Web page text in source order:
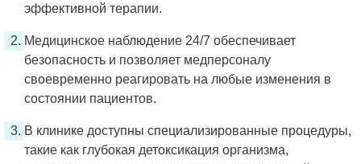
эффективной терапии.
Медицинское наблюдение 24/7 обеспечивает
безопасность и позволяет медперсоналу
своевременно реагировать на любые изменения в
состоянии пациентов.
В клинике доступны специализированные процедуры,
такие как глубокая детоксикация организма,